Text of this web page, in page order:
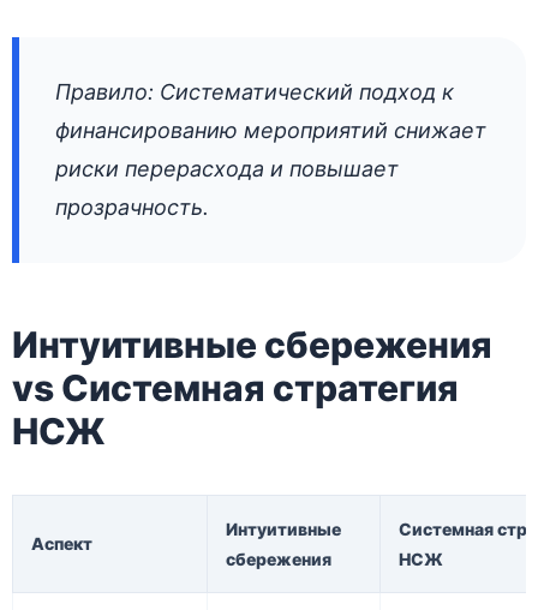
Правило: Систематический подход к
финансированию мероприятий снижает
риски перерасхода и повышает
прозрачность.
Интуитивные сбережения
vs Системная стратегия
НСЖ
Аспект
Интуитивные
сбережения
Системная
НСЖ